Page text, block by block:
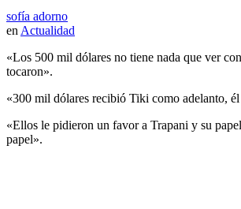
sofía adorno
en Actualidad
«Los 500 mil dólares no tiene nada que ver
tocaron».
«300 mil dólares recibió Tiki como adelanto,
«Ellos le pidieron un favor a Trapani y su
papel».